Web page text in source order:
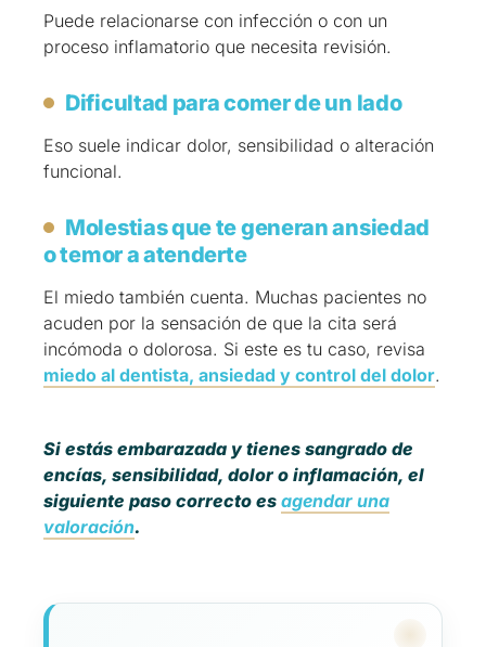
Puede relacionarse con infección o con un
proceso inflamatorio que necesita revisión.
Dificultad para comer de un lado
Eso suele indicar dolor, sensibilidad o alteración
funcional.
Molestias que te generan ansiedad
o temor a atenderte
El miedo también cuenta. Muchas pacientes no
acuden por la sensación de que la cita será
incómoda o dolorosa. Si este es tu caso, revisa
miedo al dentista, ansiedad y control del dolor.
Si estás embarazada y tienes sangrado de
encías, sensibilidad, dolor o inflamación, el
siguiente paso correcto es agendar una
valoración.